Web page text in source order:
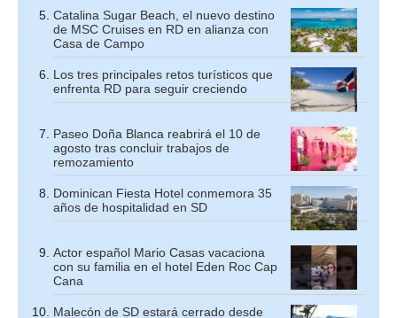
Catalina Sugar Beach, el nuevo destino
de MSC Cruises en RD en alianza con
Casa de Campo
Los tres principales retos turísticos que
enfrenta RD para seguir creciendo
Paseo Doña Blanca reabrirá el 10 de
agosto tras concluir trabajos de
remozamiento
Dominican Fiesta Hotel conmemora 35
años de hospitalidad en SD
Actor español Mario Casas vacaciona
con su familia en el hotel Eden Roc Cap
Cana
Malecón de SD estará cerrado desde